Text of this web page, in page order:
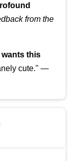
from the
wants this
cute." —